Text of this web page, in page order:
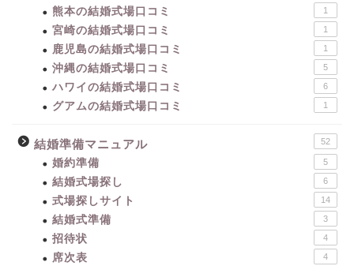
熊本の結婚式場口コミ 1
宮崎の結婚式場口コミ 1
鹿児島の結婚式場口コミ 1
沖縄の結婚式場口コミ 5
ハワイの結婚式場口コミ 6
グアムの結婚式場口コミ 1
結婚準備マニュアル 52
婚約準備 5
結婚式場探し 6
式場探しサイト 14
結婚式準備 3
招待状 4
席次表 4